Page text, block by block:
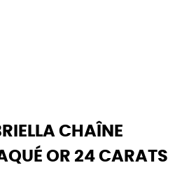
CHAÎNE
OR 24 CARATS